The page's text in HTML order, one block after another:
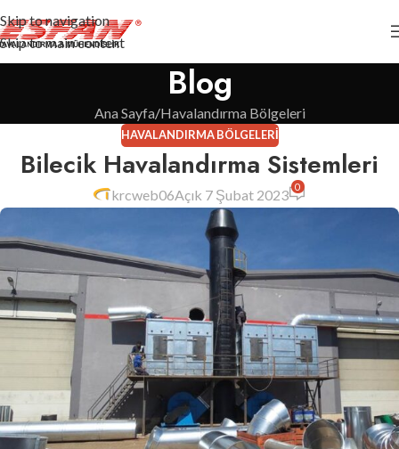
Skip to navigation
Skip to main content
Blog
Ana Sayfa Havalandırma Bölgeleri
HAVALANDIRMA BÖLGELERI
Bilecik Havalandırma Sistemleri
krcweb06Açık 7 Şubat 2023 0